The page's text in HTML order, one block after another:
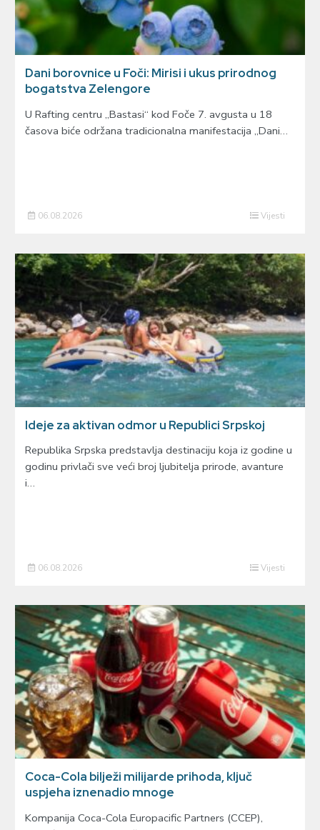
Dani borovnice u Foči: Mirisi i ukus prirodnog
bogatstva Zelengore
U Rafting centru „Bastasi“ kod Foče 7. avgusta u 18
časova biće održana tradicionalna manifestacija „Dani…
06.08.2026 Vijesti
Ideje za aktivan odmor u Republici Srpskoj
Republika Srpska predstavlja destinaciju koja iz godine u
godinu privlači sve veći broj ljubitelja prirode, avanture
i…
06.08.2026 Vijesti
Coca-Cola bilježi milijarde prihoda, ključ
uspjeha iznenadio mnoge
Kompanija Coca-Cola Europacific Partners (CCEP),